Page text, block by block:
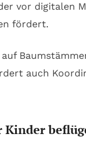
vor digitalen
fördert.
auch
Kinder